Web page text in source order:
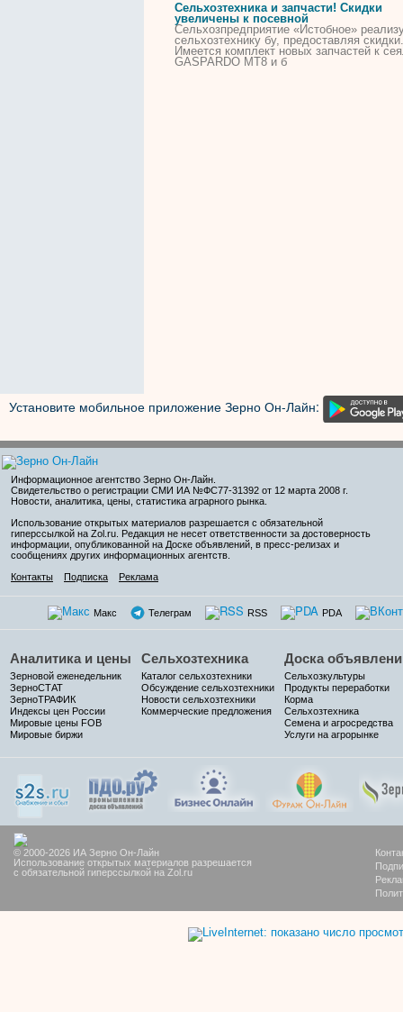
Cельхозтехника и запчасти! Скидки
увеличены к посевной
Сельхозпредприятие «Истобное»
сельхозтехнику бу, предоставляя скидки.
Имеется комплект новых запчастей к
GASPARDO МТ8 и б
Установите мобильное приложение Зерно Он-Лайн:
Информационное агентство Зерно Он-Лайн
Свидетельство о регистрации СМИ ИА №ФС77-31392 от 12 марта 2008 г.
Новости, аналитика, цены, статистика аграрного рынка.
Использование открытых материалов разрешается с обязательной
гиперссылкой на Zol.ru. Редакция не несет ответственности за достоверность
информации, опубликованной на Доске объявлений, в пресс-релизах и
сообщениях других информационных агентств.
Контакты
Подписка Реклама
Макс Телеграм RSS PDA
Аналитика и цены
Зерновой еженедельник
ЗерноСТАТ
ЗерноТРАФИК
Индексы цен России
Мировые цены FOB
Мировые биржи
Сельхозтехника
Каталог сельхозтехники
Обсуждение сельхозтехники
Новости сельхозтехники
Коммерческие предложения
Доска
Сельхозкультуры
Продукты переработки
Корма
Сельхозтехника
Семена и агросредства
Услуги на агрорынке
© 2000-2026 ИА Зерно Он-Лайн
Использование открытых материалов разрешается
с обязательной гиперссылкой на Zol.ru